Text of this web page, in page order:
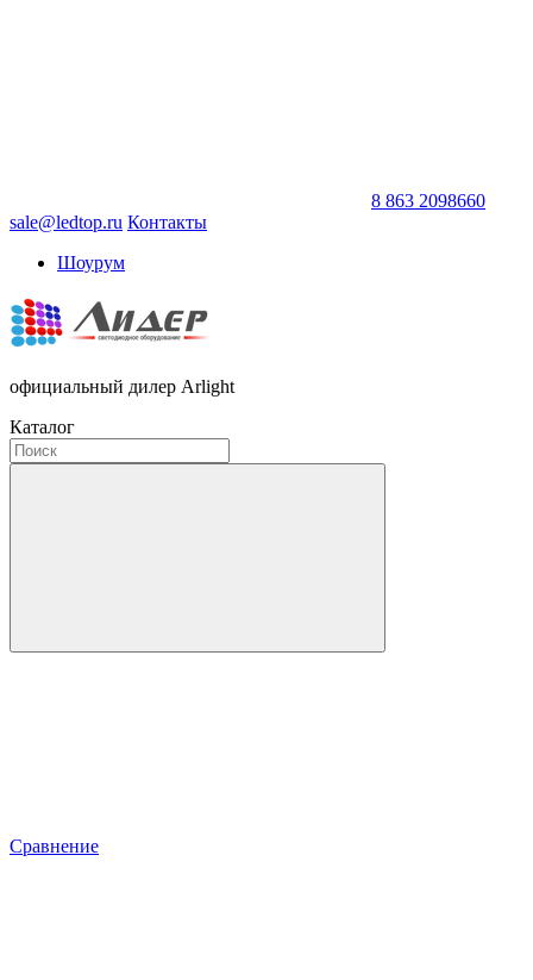
8 863 2098660
sale@ledtop.ru Контакты
Шоурум
официальный дилер Arlight
Каталог
Сравнение